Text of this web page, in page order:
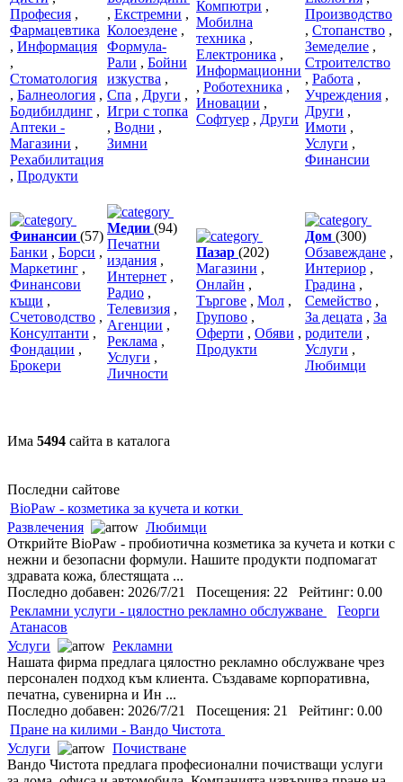
Професия ,
Фармацевтика
, Информация
,
Стоматология
, Балнеология ,
Бодибилдинг ,
Аптеки -
Магазини ,
Рехабилитация
, Продукти
, Екстремни ,
Колоездене ,
Формула-
Рали , Бойни
изкуства ,
Спа , Други ,
Игри с топка
, Водни ,
Зимни
Компютри ,
Мобилна
техника ,
Електроника ,
Информационни
, Роботехника ,
Иновации ,
Софтуер , Други
Производство
, Стопанство ,
Земеделие ,
Строителство
, Работа ,
Учреждения ,
Други ,
Имоти ,
Услуги ,
Финансии
Финансии (57)
Банки , Борси ,
Маркетинг ,
Финансови
къщи ,
Счетоводство ,
Консултанти ,
Фондации ,
Брокери
Медии (94)
Печатни
издания ,
Интернет ,
Радио ,
Телевизия ,
Агенции ,
Реклама ,
Услуги ,
Личности
Пазар (202)
Магазини ,
Онлайн ,
Търгове , Мол ,
Групово ,
Оферти , Обяви ,
Продукти
Дом (300)
Обзавеждане ,
Интериор ,
Градина ,
Семейство ,
За децата , За
родители ,
Услуги ,
Любимци
Има 5494 сайта в каталога
Последни сайтове
BioPaw - козметика за кучета и котки
Развлечения
Любимци
Открийте BioPaw - пробиотична козметика за кучета и котки с
нежни и безопасни формули. Нашите продукти подпомагат
здравата кожа, блестящата ...
Последно добавен: 2026/7/21 Посещения: 22 Рейтинг: 0.00
Рекламни услуги - цялостно рекламно обслужване
Георги
Атанасов
Услуги
Рекламни
Нашата фирма предлага цялостно рекламно обслужване чрез
персонален подход към клиента. Създаваме корпоративна,
печатна, сувенирна и Ин ...
Последно добавен: 2026/7/21 Посещения: 21 Рейтинг: 0.00
Пране на килими - Вандо Чистота
Услуги
Почистване
Вандо Чистота предлага професионални почистващи услуги